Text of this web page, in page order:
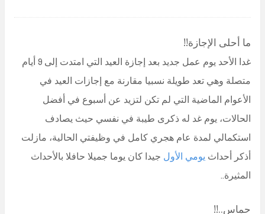
ما أحلى الإجازة!!
غدا الأحد يوم عمل جديد بعد إجازة العيد التي امتدت إلى 9 أيام
متصلة وهي تعد طويلة نسبيا مقارنة مع إجازات العيد في
الأعوام الماضية التي لم تكن لتزيد عن أسبوع في أفضل
الحالات، يوم غد له ذكرى طيبة في نفسي حيث يصادف
استكمالي لمدة عام هجري كامل في وظيفتي الحالية، مازلت
أذكر أحداث يومي الأول جيدا كان يوما جميلا حافلا بالأحداث
المثيرة..
حماس..!!